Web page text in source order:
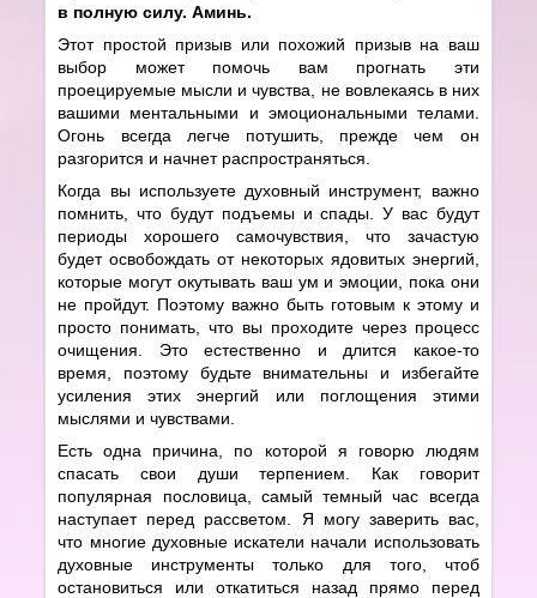
в полную силу. Аминь.
Этот простой призыв или похожий призыв на ваш
выбор может помочь вам прогнать эти
проецируемые мысли и чувства, не вовлекаясь в них
вашими ментальными и эмоциональными телами.
Огонь всегда легче потушить, прежде чем он
разгорится и начнет распространяться.
Когда вы используете духовный инструмент, важно
помнить, что будут подъемы и спады. У вас будут
периоды хорошего самочувствия, что зачастую
будет освобождать от некоторых ядовитых энергий,
которые могут окутывать ваш ум и эмоции, пока они
не пройдут. Поэтому важно быть готовым к этому и
просто понимать, что вы проходите через процесс
очищения. Это естественно и длится какое-то
время, поэтому будьте внимательны и избегайте
усиления этих энергий или поглощения этими
мыслями и чувствами.
Есть одна причина, по которой я говорю людям
спасать свои души терпением. Как говорит
популярная пословица, самый темный час всегда
наступает перед рассветом. Я могу заверить вас,
что многие духовные искатели начали использовать
духовные инструменты только для того, чтоб
остановиться или откатиться назад прямо перед